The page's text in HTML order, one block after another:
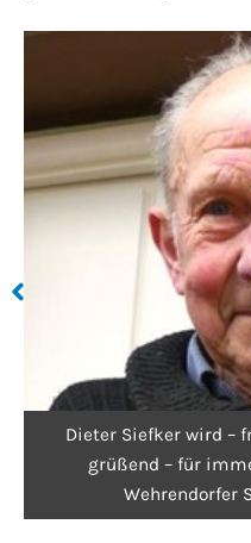
dem Trecker
vieler